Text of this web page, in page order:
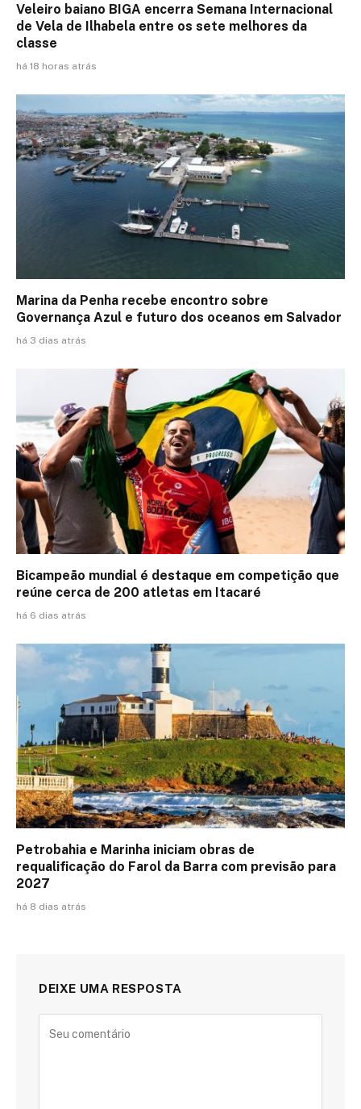
Veleiro baiano BIGA encerra Semana Internacional
de Vela de Ilhabela entre os sete melhores da
classe
há 18 horas atrás
Marina da Penha recebe encontro sobre
Governança Azul e futuro dos oceanos em Salvador
há 3 dias atrás
Bicampeão mundial é destaque em competição que
reúne cerca de 200 atletas em Itacaré
há 6 dias atrás
Petrobahia e Marinha iniciam obras de
requalificação do Farol da Barra com previsão para
2027
há 8 dias atrás
DEIXE UMA RESPOSTA